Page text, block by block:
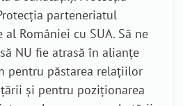
parteneriatul
României cu SUA. Să ne
NU fie atrasă în alianțe
pentru păstarea relațiilor
și pentru poziționarea